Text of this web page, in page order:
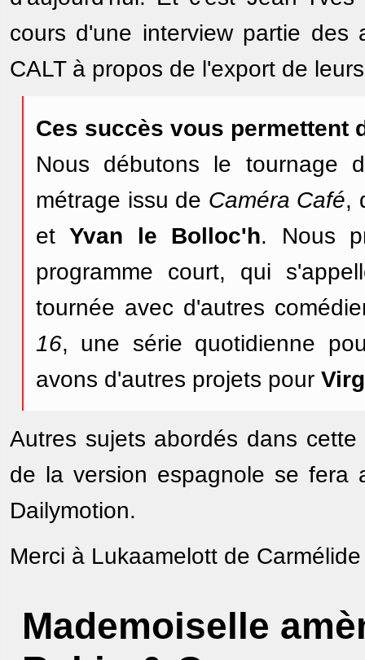
cours d'une interview partie
CALT à propos de l'export de
Ces succès vous permettent
Nous débutons le tournage
métrage issu de Caméra Café,
etYvan le Bolloc'h. Nous
programme court, qui
tournée avec d'autres
16, une série quotidienne
avons d'autres projets pour
Autres sujets abordés dans
de la version espagnole se
Dailymotion.
Merci à Lukaamelott de
Mademoiselle